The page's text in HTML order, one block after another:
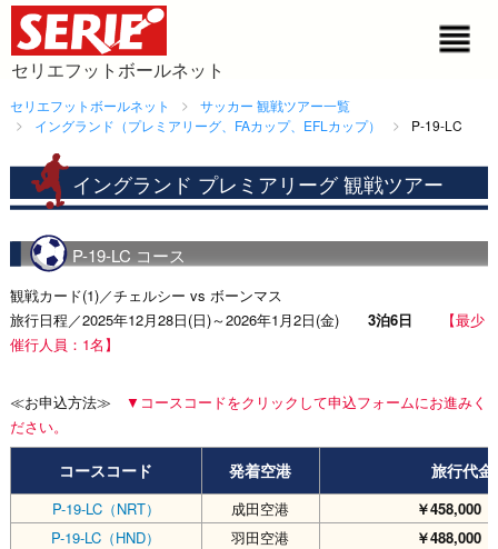
セリエフットボールネット
セリエフットボールネット
サッカー 観戦ツアー一覧
イングランド（プレミアリーグ、FAカップ、EFLカップ）
P-19-LC
イングランド プレミアリーグ 観戦ツアー
P-19-LC コース
観戦カード(1)／チェルシー vs ボーンマス
旅行日程／2025年12月28日(日)～2026年1月2日(金) 3泊6日
【最少
催行人員：1名】
≪お申込方法≫
▼コースコードをクリックして申込フォームにお進みく
ださい。
コースコード 発着空港 旅行代
P-19-LC（NRT） 成田空港 ￥458,000
P-19-LC（HND）
羽田空港 ￥488,000